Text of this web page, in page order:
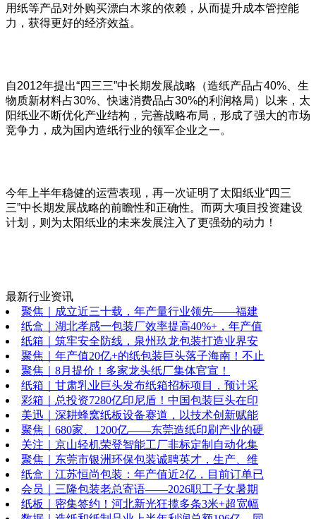
用纸等产品对外购买漂白木浆的依赖，从而提升成本管控能
力，获得更好的经济效益。
自2012年提出“四三三”中长期发展战略（造纸产品占40%、生
物质新材料占30%、快速消费品占30%的利润格局）以来，太
阳纸业不断优化产业结构，完善战略布局，形成了强大的市场
竞争力，成为国内造纸行业的领军企业之一。
今年上半年稳健的运营表现，再一次证明了太阳纸业“四三
三”中长期发展战略的前瞻性和正确性。而两大项目投资建设
计划，则为太阳纸业的未来发展注入了更强劲的动力！
最新行业资讯
聚焦｜成立近三十载，年产量行业领先——福建
纸盒｜湖北孝感一包装厂效率提高40%+，年产值
纸箱｜筑牢安全防线，泉州玖龙包装打造业界安
聚焦｜年产值20亿+的纸包装巨头落子海南！不止
聚焦｜8月提价！多家龙头纸厂集体官宣！
纸箱｜甘肃乳业巨头发布纸箱招标项目，预计采
彩箱｜总投资7280亿印尼盾！中国包装巨头在印
美迅｜深耕蜂窝纸板设备赛道，以技术创新赋能
聚焦｜680家、1200亿——东莞造纸印刷产业的硬
关注｜京山轻机荣登智能工厂非标定制自动化集
聚焦｜东莞市银洲环保包装诚聘英才，生产、维
纸盒｜江苏恒尚包装：年产值近2亿，目前订单已
会员｜三隆包装老总寄语——2026职工子女暑期
纸板｜密集签约！河北新光狂揽多条3米+超宽幅